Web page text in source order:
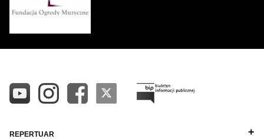
REPERTUAR